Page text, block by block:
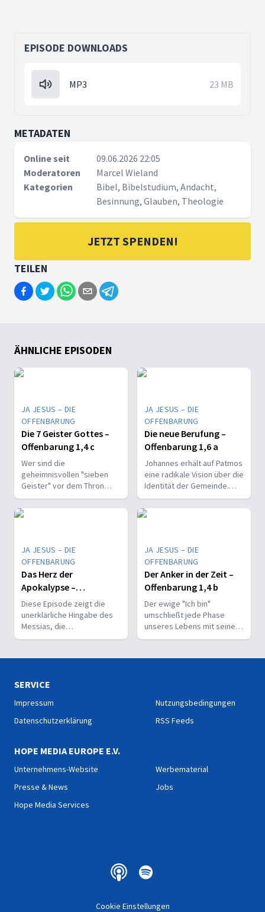
EPISODE DOWNLOADS
MP3 23 MB
METADATEN
Online seit
09.06.2026 22:05
Moderatoren
Marcel Wieland
Kategorien
Bibel, Bibelstudium, Andacht,
Besinnung, Glauben, Theologie
JETZT SPENDEN!
TEILEN
ÄHNLICHE EPISODEN
JA JESUS – DIE
OFFENBARUNG
Die 7 Geister Gottes –
Offenbarung 1,4 c
Wer sind die
geheimnisvollen "sieben
Geister" vor dem Thron
Gottes? Entdecken Sie die
unerschöpfliche Fülle des
Heiligen Geistes inmitten
JA JESUS – DIE
OFFENBARUNG
Die neue Berufung –
Offenbarung 1,6 a
Johannes erhält auf Patmos
eine radikale Vision über die
Identität der Gemeinde.
Entdecken Sie die Wahrheit
über ihre "priesterliche"
Berufung!
JA JESUS – DIE
OFFENBARUNG
Das Herz der
Apokalypse –
Offenbarung 1,5 b
Diese Episode zeigt die
unerklärliche Hingabe des
Messias, die
Doppeldeutigkeit seiner
theologische Tiefe seines
JA JESUS – DIE
OFFENBARUNG
Der Anker in der Zeit –
Offenbarung 1,4 b
Der ewige "Ich bin"
umschließt jede Phase
unseres Lebens mit seiner
Gegenwart, seiner Treue
SERVICE
Impressum
Datenschutzerklärung
Nutzungsbedingungen
RSS Feeds
HOPE MEDIA EUROPE E.V.
Unternehmens-Website
Presse & News
Hope Media Services
Werbematerial
Jobs
Cookie Einstellungen